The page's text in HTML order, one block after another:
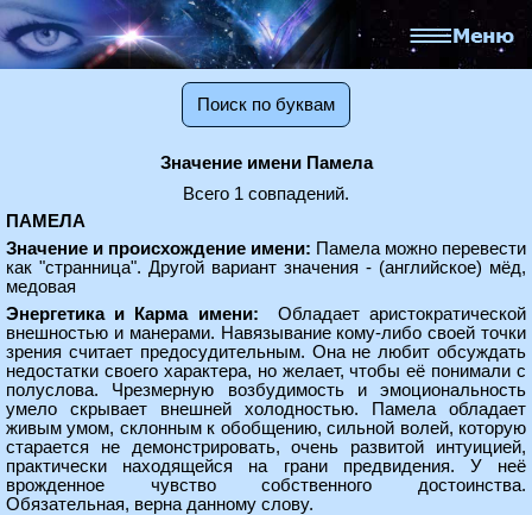
Поиск по буквам
Значение имени Памела
Всего 1 совпадений.
ПАМЕЛА
Значение и происхождение имени: Памела можно перевести
как "странница". Другой вариант значения - (английское) мёд,
медовая
Энергетика и Карма имени: Обладает аристократической
внешностью и манерами. Навязывание кому-либо своей точки
зрения считает предосудительным. Она не любит обсуждать
недостатки своего характера, но желает, чтобы её понимали с
полуслова. Чрезмерную возбудимость и эмоциональность
умело скрывает внешней холодностью. Памела обладает
живым умом, склонным к обобщению, сильной волей, которую
старается не демонстрировать, очень развитой интуицией,
практически находящейся на грани предвидения. У неё
врожденное чувство собственного достоинства.
Обязательная, верна данному слову.